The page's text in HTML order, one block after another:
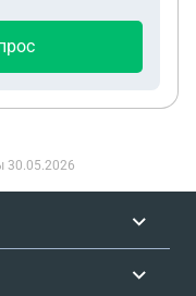
30.05.2026